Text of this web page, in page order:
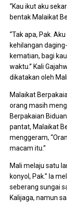
“Kau ikut aku
bentak Malaikat
“Tak apa, Pak.
kehilangan
kematian, bagi
waktu.” Kali
dikatakan oleh Mali.
Malaikat
orang masih
Berpakaian
pantat, Malaikat
menggeram,
macam itu.”
Mali melaju satu
konyol, Pak.” Ia
seberang sungai
Kalijaga, namun